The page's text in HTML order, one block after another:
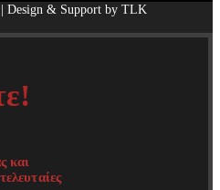
Design & Support by TLK
και